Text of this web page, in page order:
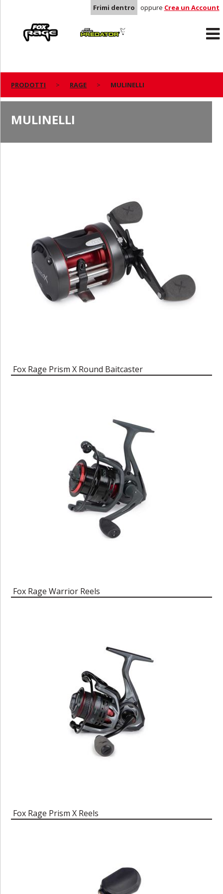
Frimi dentro oppure Crea un Account
Predator
PRODOTTI RAGE MULINELLI
MULINELLI
Fox Rage Prism X Round Baitcaster
Fox Rage Warrior Reels
Fox Rage Prism X Reels